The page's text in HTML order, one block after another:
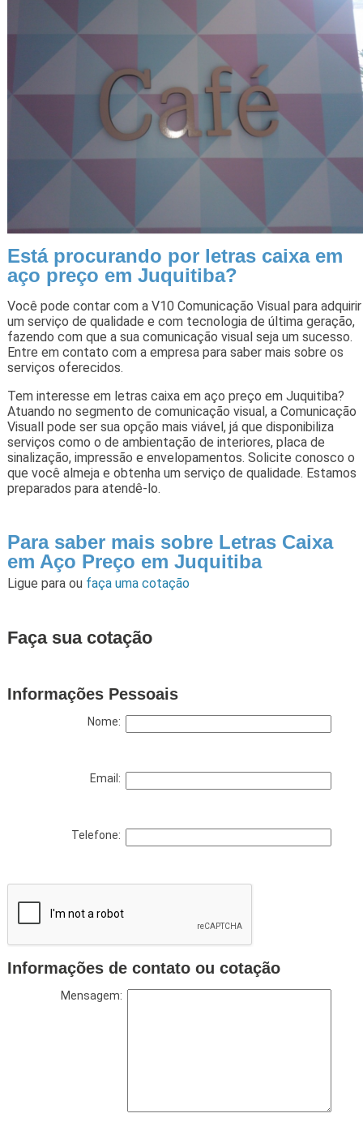
Está procurando por letras caixa em
aço preço em Juquitiba?
Você pode contar com a V10 Comunicação Visual para adquirir
um serviço de qualidade e com tecnologia de última geração,
fazendo com que a sua comunicação visual seja um sucesso.
Entre em contato com a empresa para saber mais sobre os
serviços oferecidos.
Tem interesse em letras caixa em aço preço em Juquitiba?
Atuando no segmento de comunicação visual, a Comunicação
Visuall pode ser sua opção mais viável, já que disponibiliza
serviços como o de ambientação de interiores, placa de
sinalização, impressão e envelopamentos. Solicite conosco o
que você almeja e obtenha um serviço de qualidade. Estamos
preparados para atendê-lo.
Para saber mais sobre Letras Caixa
em Aço Preço em Juquitiba
Ligue para ou faça uma cotação
Faça sua cotação
Informações Pessoais
Nome:
Email:
Telefone:
Informações de contato ou cotação
Mensagem: